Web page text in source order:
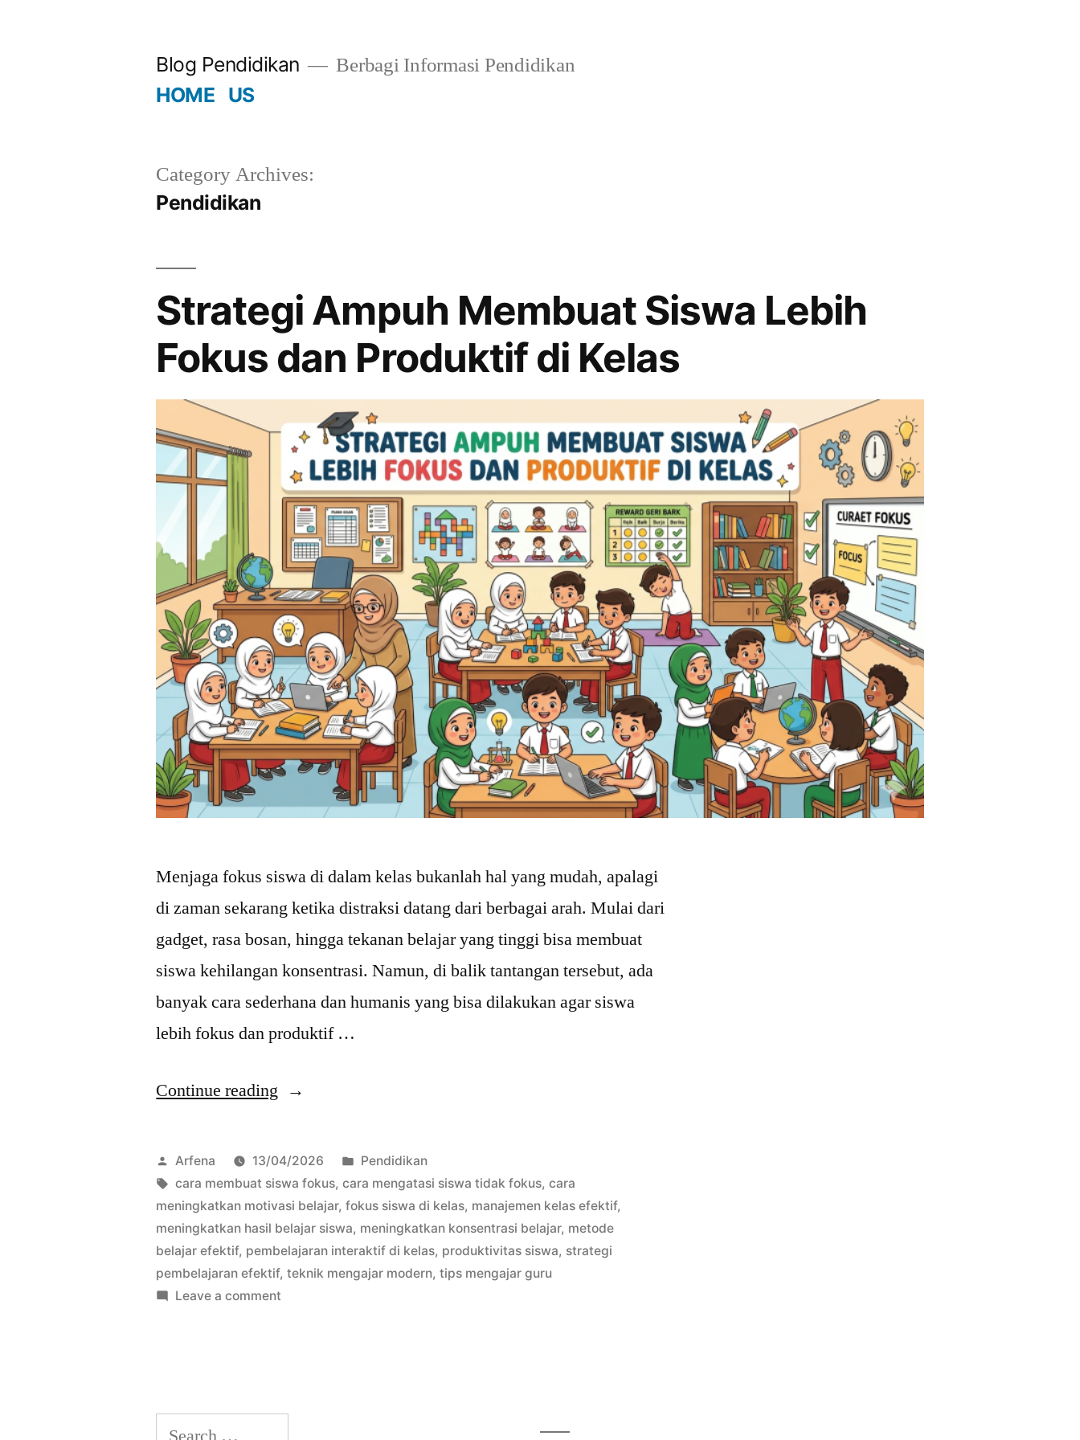
Blog Pendidikan Berbagi Informasi Pendidikan
HOME US
Category Archives:
Pendidikan
Strategi Ampuh Membuat Siswa Lebih
Fokus dan Produktif di Kelas
Menjaga fokus siswa di dalam kelas bukanlah hal yang mudah, apalagi
di zaman sekarang ketika distraksi datang dari berbagai arah. Mulai dari
gadget, rasa bosan, hingga tekanan belajar yang tinggi bisa membuat
siswa kehilangan konsentrasi. Namun, di balik tantangan tersebut, ada
banyak cara sederhana dan humanis yang bisa dilakukan agar siswa
lebih fokus dan produktif …
Continue reading “Strategi
Membuat
Siswa
Lebih
Fokus
dan
Posted
by
Arfena 13/04/2026
Posted
in
Pendidikan
Tags:
cara membuat siswa fokus,cara mengatasi siswa tidak fokus,cara
meningkatkan motivasi belajar,fokus siswa di kelas, manajemen kelas efektif,
meningkatkan hasil belajar siswa, meningkatkan konsentrasi belajar, metode
belajar efektif, pembelajaran interaktif di kelas, produktivitas siswa, strategi
pembelajaran efektif,teknik mengajar modern,tips mengajar guru
Leave a comment
Search